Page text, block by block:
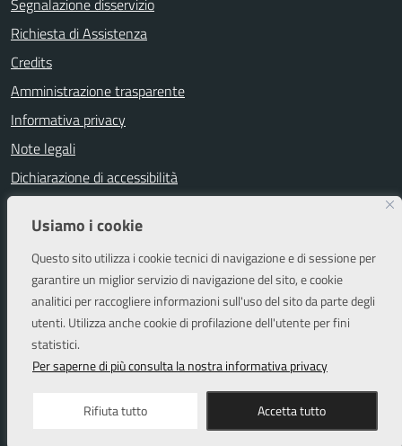
Usiamo i cookie
Questo sito utilizza i cookie tecnici di navigazione e di sessione per
garantire un miglior servizio di navigazione del sito, e cookie
analitici per raccogliere informazioni sull'uso del sito da parte degli
utenti. Utilizza anche cookie di profilazione dell'utente per fini
statistici.
Per saperne di più consulta la nostra informativa privacy
Rifiuta tutto Accetta tutto
Segnalazione disservizio
Richiesta di Assistenza
Credits
Amministrazione trasparente
Informativa privacy
Note legali
Dichiarazione di accessibilità
Attuazione misure PNRR
Piano di miglioramento del sito
SEGUICI SU
Facebook Instagram